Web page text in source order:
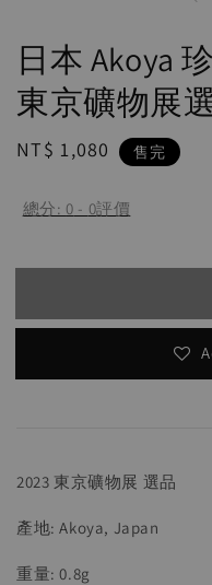
日本 Akoya
東京礦物展
Regular
NT$ 1,080 售完
總分: 0 - 0評價
2023 東京礦物展 選品
產地: Akoya, Japan
重量: 0.8g